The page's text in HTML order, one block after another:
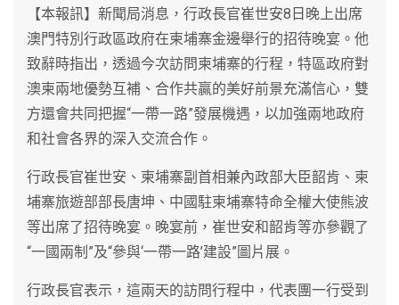
【本報訊】新聞局消息，行政長官崔世安8日晚上出席
澳門特別行政區政府在柬埔寨金邊舉行的招待晚宴。他
致辭時指出，透過今次訪問柬埔寨的行程，特區政府對
澳柬兩地優勢互補、合作共贏的美好前景充滿信心，雙
方還會共同把握“一帶一路”發展機遇，以加強兩地政府
和社會各界的深入交流合作。
行政長官崔世安、柬埔寨副首相兼內政部大臣韶肯、柬
埔寨旅遊部部長唐坤、中國駐柬埔寨特命全權大使熊波
等出席了招待晚宴。晚宴前，崔世安和韶肯等亦參觀了
“一國兩制”及“參與‘一帶一路’建設”圖片展。
行政長官表示，這兩天的訪問行程中，代表團一行受到